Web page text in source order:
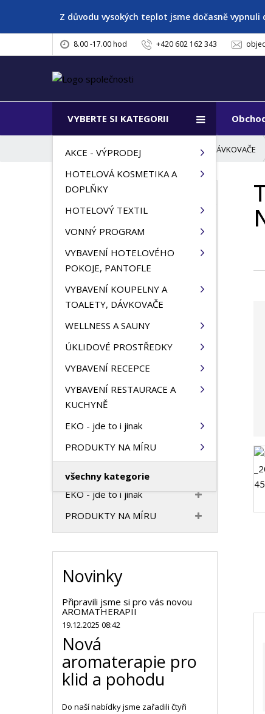
Z důvodu vysokých teplot jsme dočasně
8.00 -17.00 hod +420 602 162 343
VYBERTE SI KATEGORII
AKCE - VÝPRODEJ
HOTELOVÁ KOSMETIKA A
DOPLŇKY
HOTELOVÝ TEXTIL
VONNÝ PROGRAM
VYBAVENÍ HOTELOVÉHO
POKOJE, PANTOFLE
VYBAVENÍ KOUPELNY A
TOALETY, DÁVKOVAČE
WELLNESS A SAUNY
ÚKLIDOVÉ PROSTŘEDKY
VYBAVENÍ RECEPCE
VYBAVENÍ RESTAURACE A
KUCHYNĚ
EKO - jde to i jinak
PRODUKTY NA MÍRU
všechny kategorie
Ú
o
d
í
s
r
a
a
VYBAVENÍ KOUPELNY A TOALETY, DÁVKOVAČE
VŠECHNY KATEGORIE
DOPLŇKY
VONNÝ PROGRAM
VYBAVENÍ HOTELOVÉHO
TOALETY, DÁVKOVAČE
WELLNESS A SAUNY
VYBAVENÍ RESTAURACE A
KUCHYNĚ
EKO - jde to i jinak
PRODUKTY NA MÍRU
Novinky
Připravili jsme si pro vás novou
AROMATHERAPII
19.12.2025 08:42
Nová
aromaterapie pro
klid a pohodu
Do naší nabídky jsme zařadili čtyři